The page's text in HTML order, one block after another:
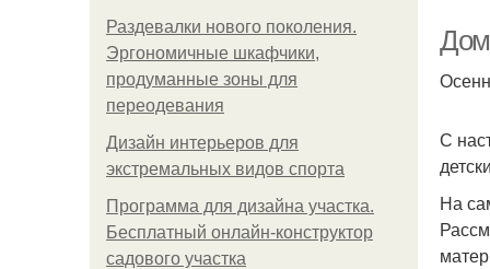
Раздевалки нового поколения.
Эргономичные шкафчики,
продуманные зоны для
переодевания
Дизайн интерьеров для
экстремальных видов спорта
Программа для дизайна участка.
Бесплатный онлайн-конструктор
садового участка
С
На